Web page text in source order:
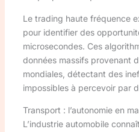
Le trading haute fréquence
pour identifier des
microsecondes. Ces
données massifs provenant
mondiales, détectant des
impossibles à percevoir par
Transport : l’autonomie en
L’industrie automobile